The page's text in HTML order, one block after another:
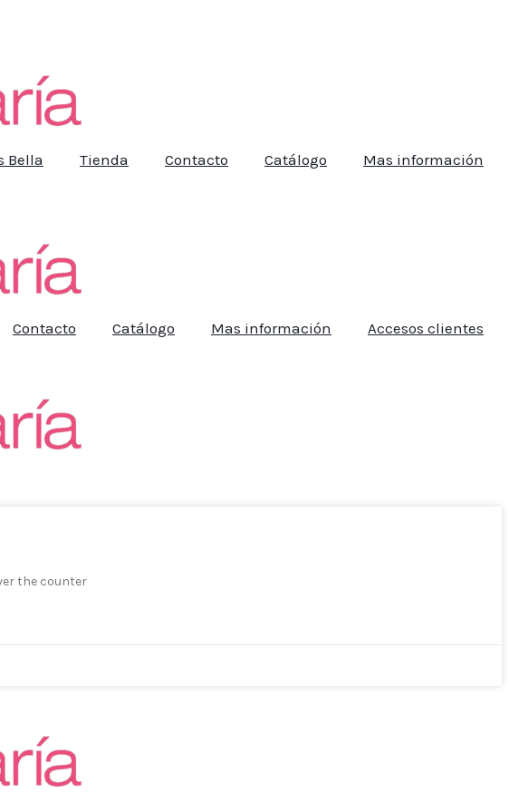
Bella Tienda Contacto Catálogo Mas información
Contacto Catálogo Mas información Accesos clientes
the counter